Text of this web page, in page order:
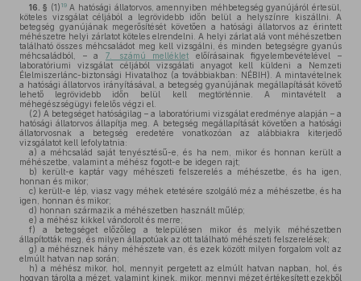
16. § (1) 19A hatósági állatorvos, amennyiben méhbetegség gyanújáról értesül,
köteles vizsgálat céljából a legrövidebb időn belül a helyszínre kiszállni. A
betegség gyanújának megerősítését követően a hatósági állatorvos az érintett
méhészetre helyi zárlatot köteles elrendelni. A helyi zárlat alá vont méhészetben
található összes méhcsaládot meg kell vizsgálni, és minden betegségre gyanús
méhcsaládból, – a 7. számú melléklet előírásainak figyelembevételével –
laboratóriumi vizsgálat céljából vizsgálati anyagot kell küldeni a Nemzeti
Élelmiszerlánc-biztonsági Hivatalhoz (a továbbiakban: NÉBIH). A mintavételnek
a hatósági állatorvos irányításával, a betegség gyanújának megállapítását követő
lehető legrövidebb időn belül kell megtörténnie. A mintavételt a
méhegészségügyi felelős végzi el.
(2) A betegséget hatóságilag – a laboratóriumi vizsgálat eredménye alapján – a
hatósági állatorvos állapítja meg. A betegség megállapítását követően a hatósági
állatorvosnak a betegség eredetére vonatkozóan az alábbiakra kiterjedő
vizsgálatot kell lefolytatnia:
a) a méhcsalád saját tenyésztésű-e, és ha nem, mikor és honnan került a
méhészetbe, valamint a méhész fogott-e be idegen rajt;
b) került-e kaptár vagy méhészeti felszerelés a méhészetbe, és ha igen,
honnan és mikor;
c) került-e lép, viasz vagy méhek etetésére szolgáló méz a méhészetbe, és ha
igen, honnan és mikor;
d) honnan származik a méhészetben használt műlép;
e) a méhész kikkel vándorolt és merre;
f) a betegséget előzőleg a településen mikor és melyik méhészetben
állapították meg, és milyen állapotúak az ott található méhészeti felszerelések;
g) a méhésznek hány méhészete van, és ezek között milyen forgalom volt az
elmúlt hatvan nap során;
h) a méhész mikor, hol, mennyit pergetett az elmúlt hatvan napban, hol, és
hogyan tárolta a mézet, valamint kinek, mikor, mennyi mézet értékesített ezekből